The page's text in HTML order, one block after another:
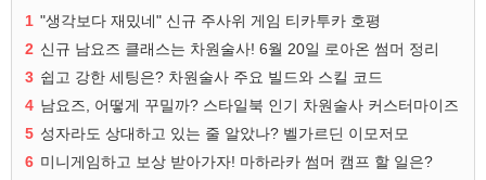
1 "생각보다 재밌네" 신규 주사위 게임 티카투카 호평
2 신규 남요즈 클래스는 차원술사! 6월 20일 로아온 썸머 정리
3 쉽고 강한 세팅은? 차원술사 주요 빌드와 스킬 코드
4 남요즈, 어떻게 꾸밀까? 스타일북 인기 차원술사 커스터마이즈
5 성자라도 상대하고 있는 줄 알았나? 벨가르딘 이모저모
6 미니게임하고 보상 받아가자! 마하라카 썸머 캠프 할 일은?